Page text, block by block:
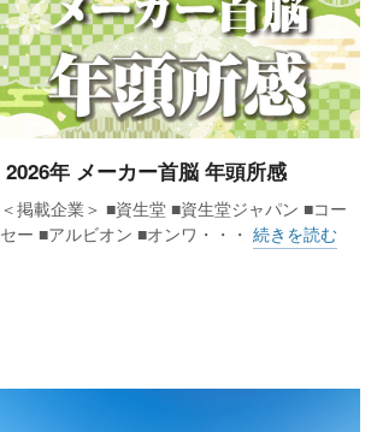
2026年 メーカー首脳 年頭所感
＜掲載企業＞ ■資生堂 ■資生堂ジャパン ■コー
セー ■アルビオン ■オンワ・・・続きを読む